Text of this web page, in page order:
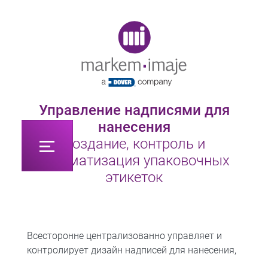
Управление надписями для
нанесения
Создание, контроль и
автоматизация упаковочных
этикеток
Всесторонне централизованно управляет и
контролирует дизайн надписей для нанесения,